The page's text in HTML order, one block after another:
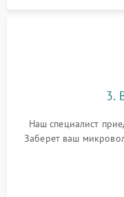
3.
Наш специалист
Заберет ваш